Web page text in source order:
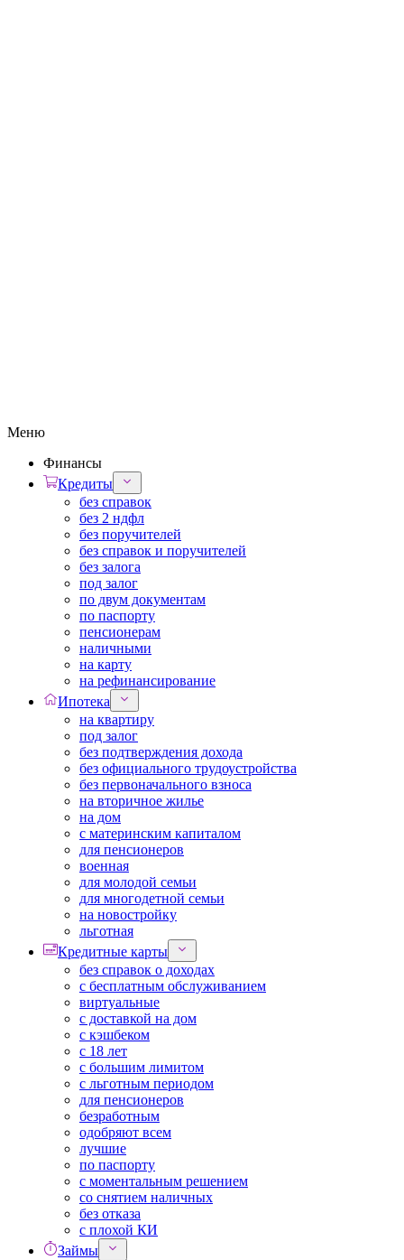
Меню
Финансы
Кредиты
без справок
без 2 ндфл
без поручителей
без справок и поручителей
без залога
под залог
по двум документам
по паспорту
пенсионерам
наличными
на карту
на рефинансирование
Ипотека
на квартиру
под залог
без подтверждения дохода
без официального трудоустройства
без первоначального взноса
на вторичное жилье
на дом
с материнским капиталом
для пенсионеров
военная
для молодой семьи
для многодетной семьи
на новостройку
льготная
Кредитные карты
без справок о доходах
с бесплатным обслуживанием
виртуальные
с доставкой на дом
с кэшбеком
с 18 лет
с большим лимитом
с льготным периодом
для пенсионеров
безработным
одобряют всем
лучшие
по паспорту
с моментальным решением
со снятием наличных
без отказа
с плохой КИ
Займы